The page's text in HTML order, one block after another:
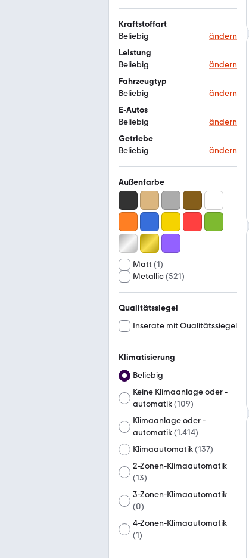
Kraftstoffart
Beliebig
ändern
Leistung
Beliebig
ändern
Fahrzeugtyp
Beliebig
ändern
E-Autos
Beliebig
ändern
Getriebe
Beliebig
ändern
Außenfarbe
Matt (1)
Metallic(521)
Qualitätssiegel
Inserate mit Qualitätssiegel
Klimatisierung
Beliebig
Keine Klimaanlage oder -
automatik(109)
Klimaanlage oder -
automatik(1.414)
Klimaautomatik(137)
2-Zonen-Klimaautomatik
(13)
3-Zonen-Klimaautomatik
(0)
4-Zonen-Klimaautomatik
(1)